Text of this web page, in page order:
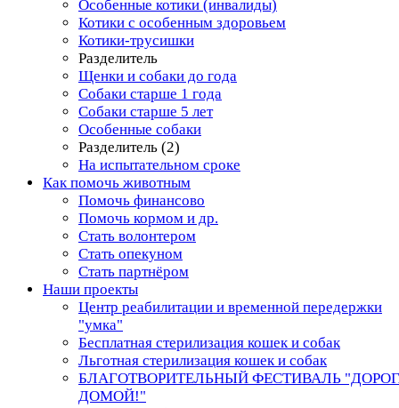
Особенные котики (инвалиды)
Котики с особенным здоровьем
Котики-трусишки
Разделитель
Щенки и собаки до года
Собаки старше 1 года
Собаки старше 5 лет
Особенные собаки
Разделитель (2)
На испытательном сроке
Как помочь животным
Помочь финансово
Помочь кормом и др.
Стать волонтером
Стать опекуном
Стать партнёром
Наши проекты
Центр реабилитации и временной передержки
"умка"
Бесплатная стерилизация кошек и собак
Льготная стерилизация кошек и собак
БЛАГОТВОРИТЕЛЬНЫЙ ФЕСТИВАЛЬ
ДОМОЙ!"